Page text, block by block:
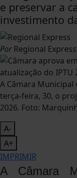
e preservar a
investimento
PorRegional Express
A Câmara
terça-feira, 30, o
2026. Foto:
A-
A+
IMPRIMIR
A Câmara